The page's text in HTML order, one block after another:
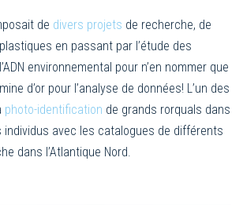
de divers projets de recherche, de
en passant par l’étude des
environnemental pour n’en nommer que
d’or pour l’analyse de données! L’un des
photo-identification de grands rorquals dans
individus avec les catalogues de différents
dans l’Atlantique Nord.